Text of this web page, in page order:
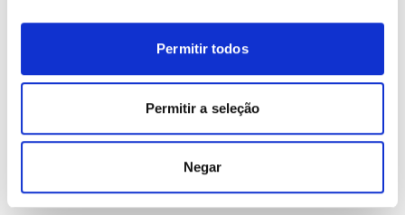
Permitir todos
Permitir a seleção
Negar